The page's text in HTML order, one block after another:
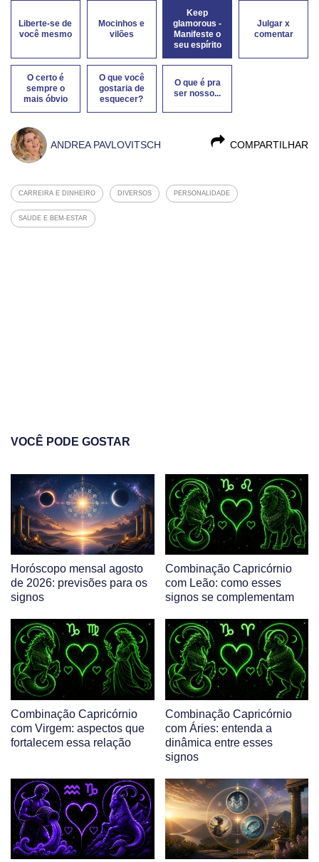
Liberte-se de
você mesmo
Mocinhos e
vilões
Keep
glamorous -
Manifeste o
seu espírito
Julgar x
comentar
O certo é
sempre o
mais óbvio
O que você
gostaria de
esquecer?
O que é pra
ser nosso...
COMPARTILHAR
ANDREA PAVLOVITSCH
CARREIRA E DINHEIRO DIVERSOS PERSONALIDADE
SAUDE E BEM-ESTAR
VOCÊ PODE GOSTAR
Horóscopo mensal agosto
de 2026: previsões para os
signos
Combinação Capricórnio
com Leão: como esses
signos se complementam
Combinação Capricórnio
com Virgem: aspectos que
fortalecem essa relação
Combinação Capricórnio
com Áries: entenda a
dinâmica entre esses
signos